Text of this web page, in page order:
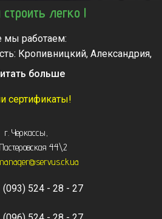
легко !
мы работаем:
Кропивницкий, Александрия,
Новоархангельск, Светловодск
Каменка, Канев, Корсунь-
Тальное, Умань, Христиновка.
Чорнобай, Шпола
больше
сертификаты!
г. Черкассы
44\2
(093) 524 - 28 - 27